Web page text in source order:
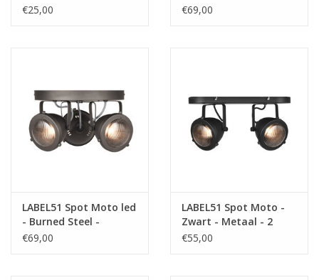
Lichts
€25,00
Lichts
€69,00
LABEL51 Spot Moto led
- Burned Steel -
Metaal - 3 Lichts
€69,00
LABEL51 Spot Moto -
Zwart - Metaal - 2
Lichts
€55,00